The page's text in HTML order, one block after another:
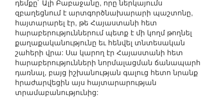
դեմքը` Ալի Բաբաջանը, որը ներկայումս
զբաղեցնում է արտգործնախարարի պաշտոնը,
հայտարարել էր, թե Հայաստանի հետ
հարաբերություններում պետք է մի կողմ թողնել
քաղաքականությունը եւ հենվել տնտեսական
շահերի վրա: Սա կարող էր Հայաստանի հետ
հարաբերությունների նորմալացման ճանապարհ
դառնալ, բայց իշխանության գալուց հետո նրանք
հրաժարվեցին այս հայտարարության
տրամաբանությունից: